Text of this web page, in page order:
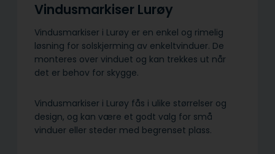
Vindusmarkiser Lurøy
Vindusmarkiser i Lurøy er en enkel og rimelig
løsning for solskjerming av enkeltvinduer. De
monteres over vinduet og kan trekkes ut når
det er behov for skygge.
Vindusmarkiser i Lurøy fås i ulike størrelser og
design, og kan være et godt valg for små
vinduer eller steder med begrenset plass.